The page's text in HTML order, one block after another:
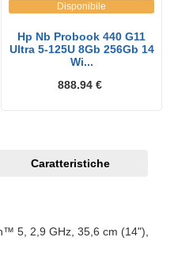
Disponibile
Hp Nb Probook 440 G11
Ultra 5-125U 8Gb 256Gb 14
Wi...
888.94 €
Caratteristiche
5, 2,9 GHz, 35,6 cm (14"),